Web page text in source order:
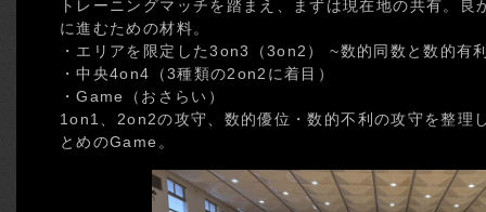
トレーニングマッチを踏まえ、まずは現在地の共有。
に進むための材料。
・エリアを限定した3on3（3on2） ~数的同数と数的有
・中央4on4（3種類の2on2に着目）
・Game（おさらい）
1on1、2on2の攻守、数的優位・数的不利の攻守を整理
とめのGame。